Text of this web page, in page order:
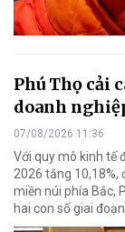
Phú Thọ cải
doanh
07/08/2026 11:36
Với quy mô kinh tế
2026 tăng 10,18%,
miền núi phía Bắc,
hai con số giai